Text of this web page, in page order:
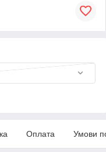
Оплата Умови